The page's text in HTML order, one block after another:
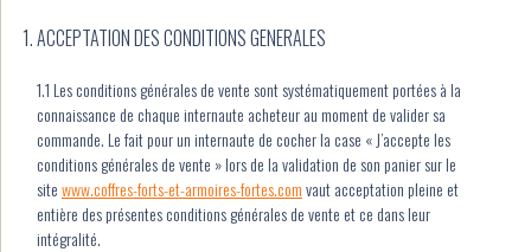
ACCEPTATION DES CONDITIONS GENERALES
1.1 Les conditions générales de vente sont systématiquement portées à la
connaissance de chaque internaute acheteur au moment de valider sa
commande. Le fait pour un internaute de cocher la case « J’accepte les
conditions générales de vente » lors de la validation de son panier sur le
sitewww.coffres-forts-et-armoires-fortes.comvaut acceptation pleine et
entière des présentes conditions générales de vente et ce dans leur
intégralité.